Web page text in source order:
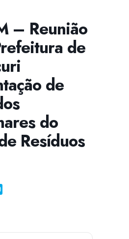
– Reunião
de
de
do
Resíduos
do CISAB